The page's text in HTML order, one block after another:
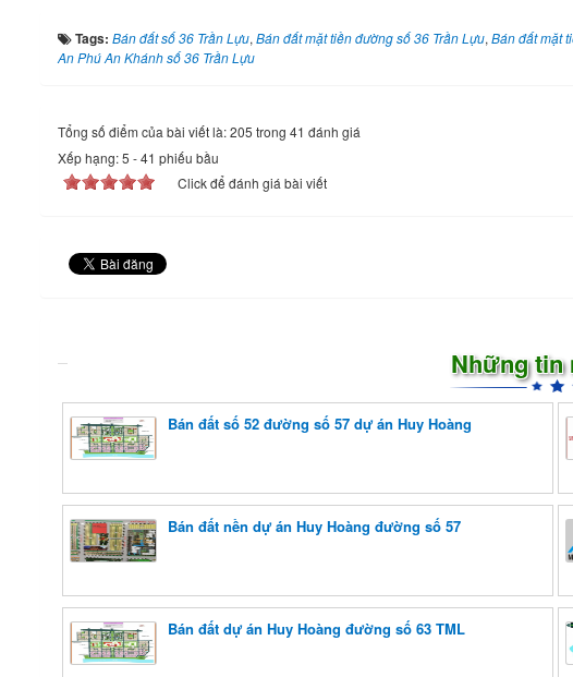
Tags: Bán đất số 36 Trần Lựu, Bán đất mặt tiền đường số 36 Trần Lựu, Bán đất mặt
An Phú An Khánh số 36 Trần Lựu
Tổng số điểm của bài viết là: 205 trong 41 đánh giá
Xếp hạng:5 -41 phiếu bầu
Click để đánh giá bài viết
Những tin
Bán đất số 52 đường số 57 dự án Huy Hoàng
Bán đất nền dự án Huy Hoàng đường số 57
Bán đất dự án Huy Hoàng đường số 63 TML